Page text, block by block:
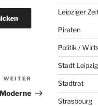
Nächster
Beitrag
WEITER
Leipziger
Piraten
Politik /
Stadt Leipzig
Stadtrat
Strasbourg